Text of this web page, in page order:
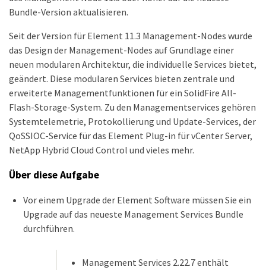
Bundle-Version aktualisieren.
Seit der Version für Element 11.3 Management-Nodes wurde
das Design der Management-Nodes auf Grundlage einer
neuen modularen Architektur, die individuelle Services bietet,
geändert. Diese modularen Services bieten zentrale und
erweiterte Managementfunktionen für ein SolidFire All-
Flash-Storage-System. Zu den Managementservices gehören
Systemtelemetrie, Protokollierung und Update-Services, der
QoSSIOC-Service für das Element Plug-in für vCenter Server,
NetApp Hybrid Cloud Control und vieles mehr.
Über diese Aufgabe
Vor einem Upgrade der Element Software müssen Sie ein
Upgrade auf das neueste Management Services Bundle
durchführen.
Management Services 2.22.7 enthält